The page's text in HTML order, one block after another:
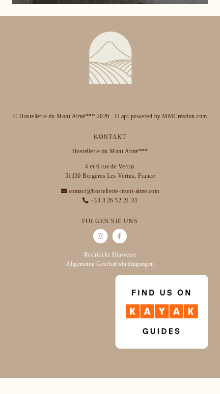
KONTAKT
Hostellerie du Mont Aimé***
4 et 6 rue de Vertus
51130 Bergères Les Vertus, France
contact@hostellerie-mont-aime.com
+33 3 26 52 21 31
© Hostellerie du Mont Aimé*** 2026 - H.api powered byMMCréation.com
FOLGEN SIE UNS
Rechtliche Hinweise
Allgemeine Geschäftsbedingungen